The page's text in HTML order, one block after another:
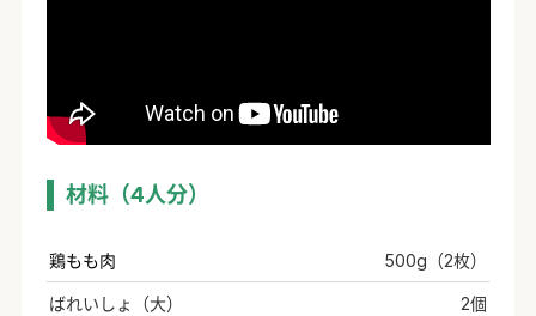
材料（4人分）
鶏もも肉 500g（2枚）
ばれいしょ（大） 2個